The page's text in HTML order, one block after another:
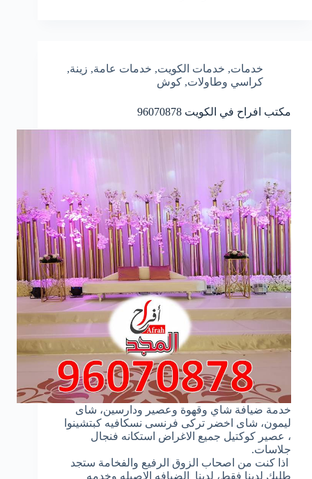
خدمات, خدمات الكويت, خدمات عامة, زينة,
كراسي وطاولات, كوش
مكتب افراح في الكويت 96070878
خدمة ضيافة شاي وقهوة وعصير ودارسين، شاى
ليمون، شاى اخضر تركى فرنسى نسكافيه كبتشينوا
، عصير كوكتيل جميع الاغراض استكانه فنجال
جلاسات.
اذا كنت من اصحاب الزوق الرفيع والفخامة ستجد
طلبك لدينا فقط، لدينا الضيافه الاصيله وخدمه